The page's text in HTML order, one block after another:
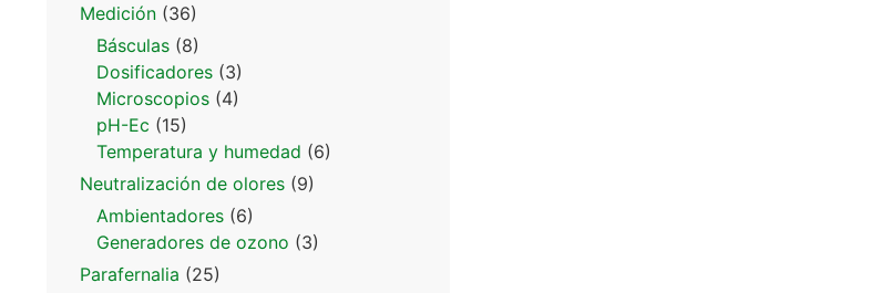
Medición (36)
Básculas (8)
Dosificadores (3)
Microscopios (4)
pH-Ec (15)
Temperatura y humedad (6)
Neutralización de olores (9)
Ambientadores (6)
Generadores de ozono (3)
Parafernalia (25)